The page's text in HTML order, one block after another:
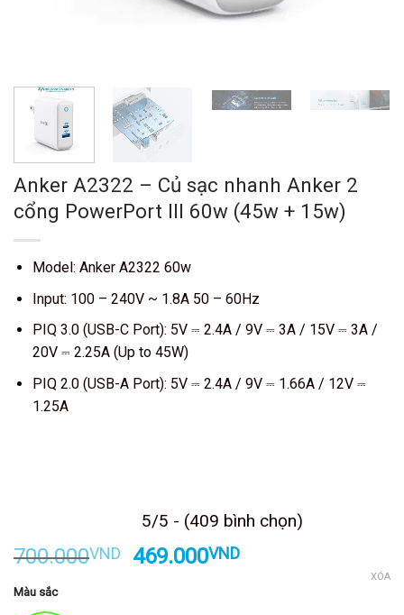
Anker A2322 – Củ sạc nhanh Anker 2
cổng PowerPort III 60w (45w + 15w)
Model: Anker A2322 60w
Input: 100 – 240V ~ 1.8A 50 – 60Hz
PIQ 3.0 (USB-C Port): 5V ⎓ 2.4A / 9V ⎓ 3A / 15V ⎓ 3A /
20V ⎓ 2.25A (Up to 45W)
PIQ 2.0 (USB-A Port): 5V ⎓ 2.4A / 9V ⎓ 1.66A / 12V ⎓
1.25A
5/5 - (409 bình chọn)
700.000VND
Giá
469.000VNDGiá
Màu sắc
XÓA